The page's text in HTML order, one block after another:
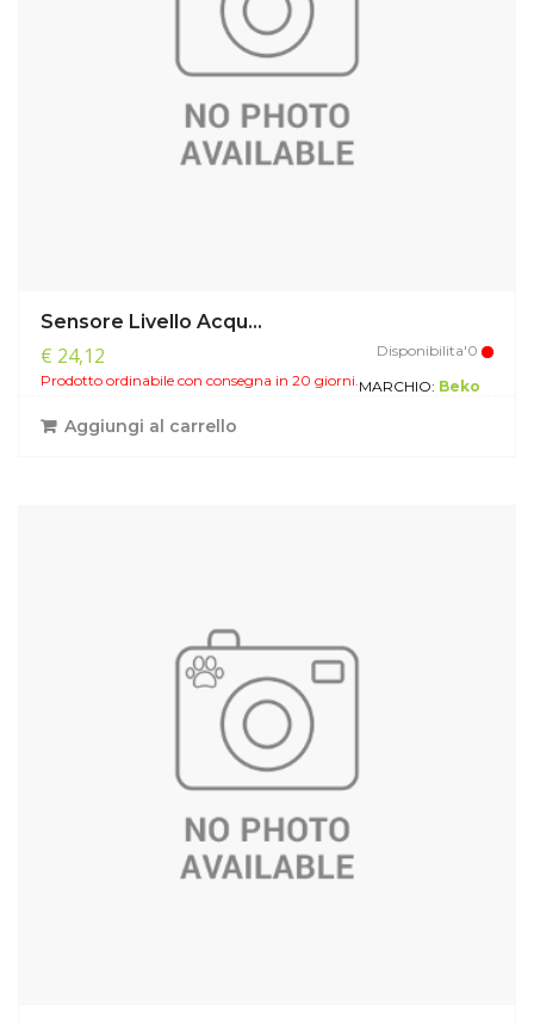
Sensore Livello Acqu...
€ 24,12
Disponibilita'0
Prodotto ordinabile con consegna in 20 giorni.MARCHIO: Beko
Aggiungi al carrello